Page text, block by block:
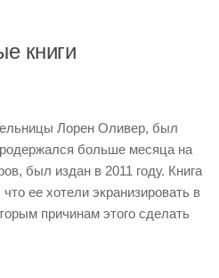
книги
Лорен Оливер, был
больше месяца на
был издан в 2011 году. Книга
ее хотели экранизировать в
причинам этого сделать